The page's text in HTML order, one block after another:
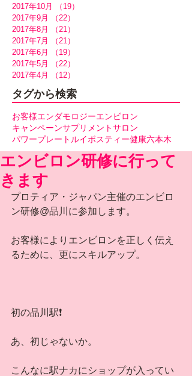
2017年10月
（19）
2017年9月
（22）
2017年8月
（21）
2017年7月
（21）
2017年6月
（19）
2017年5月
（22）
2017年4月
（12）
タグから検索
お客様エンダモロジーエンビロン
キャンペーンサプリメントサロン
パワープレート ルイボスティー健康六本木
エンビロン研修に行って
きます
プロティア・ジャパン主催のエンビロ
ン研修@品川に参加します。
お客様によりエンビロンを正しく伝え
るために、更にスキルアップ。
初の品川駅❗️
あ、初じゃないか。
こんなに駅ナカにショップが入ってい